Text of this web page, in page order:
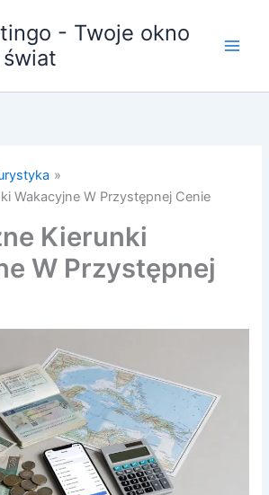
- Twoje okno
Wakacyjne W Przystępnej Cenie
Kierunki
W Przystępnej